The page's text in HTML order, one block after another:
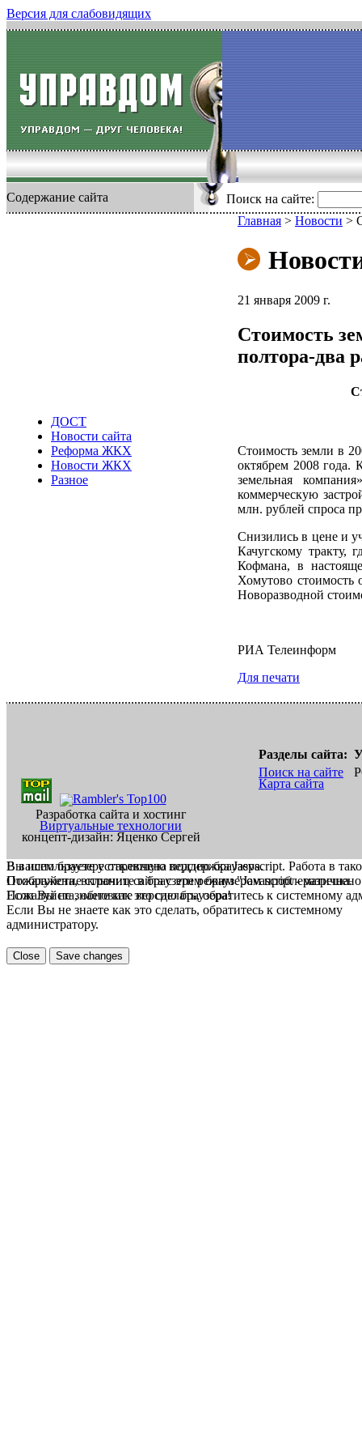
Версия для слабовидящих
Содержание сайта Поиск на сайте:
ДОСТ
Новости сайта
Реформа ЖКХ
Новости ЖКХ
Разное
Главная > Новости >
21 января 2009 г.
Стоимость
полтора-два
Стоимость земли в
октябрем 2008 года.
земельная
коммерческую
млн. рублей спроса
Снизились в цене и
Качугскому тракту,
Кофмана, в
Хомутово стоимость
Новоразводной
РИА Телеинформ
Для печати
Разработка сайта и хостинг
Виртуальные технологии
концепт-дизайн: Яценко Сергей
Разделы сайта:
Поиск на сайте
Карта сайта
В вашем браузере отключена поддержка Jasvscript. Работа в
Пожалуйста, включите в браузере режим "Javascript -
Если Вы не знаете как это сделать, обратитесь к системному
Вы используете устаревшую версию браузера.
Отображение страниц сайта с этим браузером проблематична.
Пожалуйста, обновите версию браузера!
Если Вы не знаете как это сделать, обратитесь к системному
администратору.
Close Save changes